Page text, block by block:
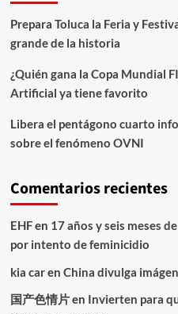
Prepara Toluca la Feria y
grande de la historia
¿Quién gana la Copa Mundial
Artificial ya tiene favorito
Libera el pentágono cuarto
sobre el fenómeno OVNI
Comentarios recientes
EHFen 17 años y seis meses
por intento de feminicidio
kia caren China divulga
国产色情片en Invierten para